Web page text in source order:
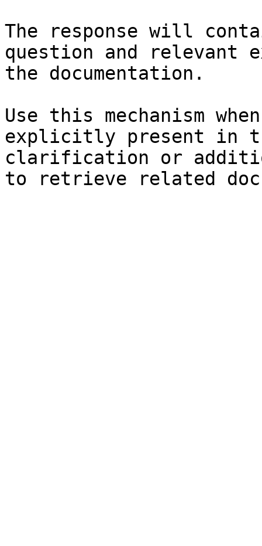
The response will
question and relevant
the documentation.
Use this mechanism
explicitly present in
clarification or